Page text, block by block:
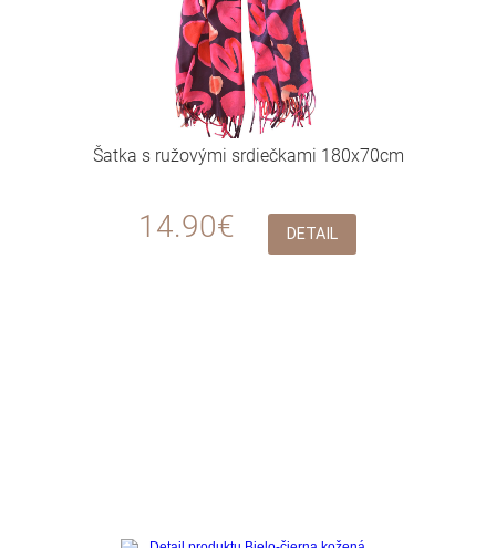
Šatka s ružovými srdiečkami 180x70cm
14.90€ DETAIL